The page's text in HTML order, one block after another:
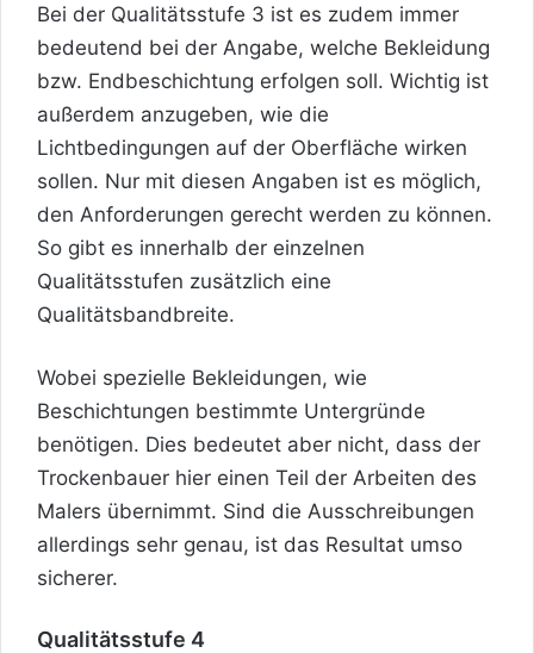
Bei der Qualitätsstufe 3 ist es zudem immer
bedeutend bei der Angabe, welche Bekleidung
bzw. Endbeschichtung erfolgen soll. Wichtig ist
außerdem anzugeben, wie die
Lichtbedingungen auf der Oberfläche wirken
sollen. Nur mit diesen Angaben ist es möglich,
den Anforderungen gerecht werden zu können.
So gibt es innerhalb der einzelnen
Qualitätsstufen zusätzlich eine
Qualitätsbandbreite.
Wobei spezielle Bekleidungen, wie
Beschichtungen bestimmte Untergründe
benötigen. Dies bedeutet aber nicht, dass der
Trockenbauer hier einen Teil der Arbeiten des
Malers übernimmt. Sind die Ausschreibungen
allerdings sehr genau, ist das Resultat umso
sicherer.
Qualitätsstufe 4